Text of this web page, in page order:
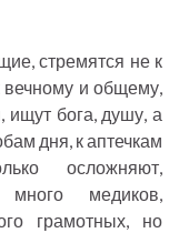
стремятся не к
и общему,
бога, душу, а
дня, к аптечкам
осложняют,
медиков,
грамотных, но